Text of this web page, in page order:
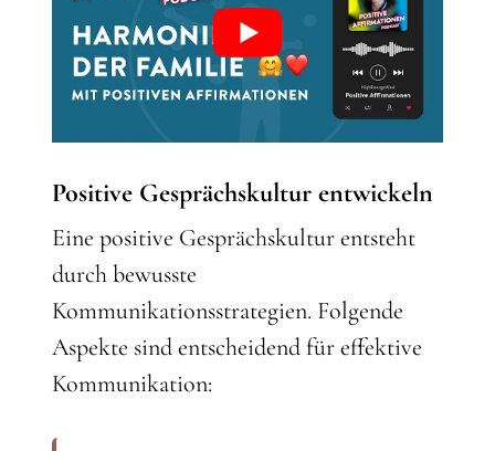
Positive Gesprächskultur entwickeln
Eine positive Gesprächskultur entsteht
durch bewusste
Kommunikationsstrategien. Folgende
Aspekte sind entscheidend für effektive
Kommunikation: